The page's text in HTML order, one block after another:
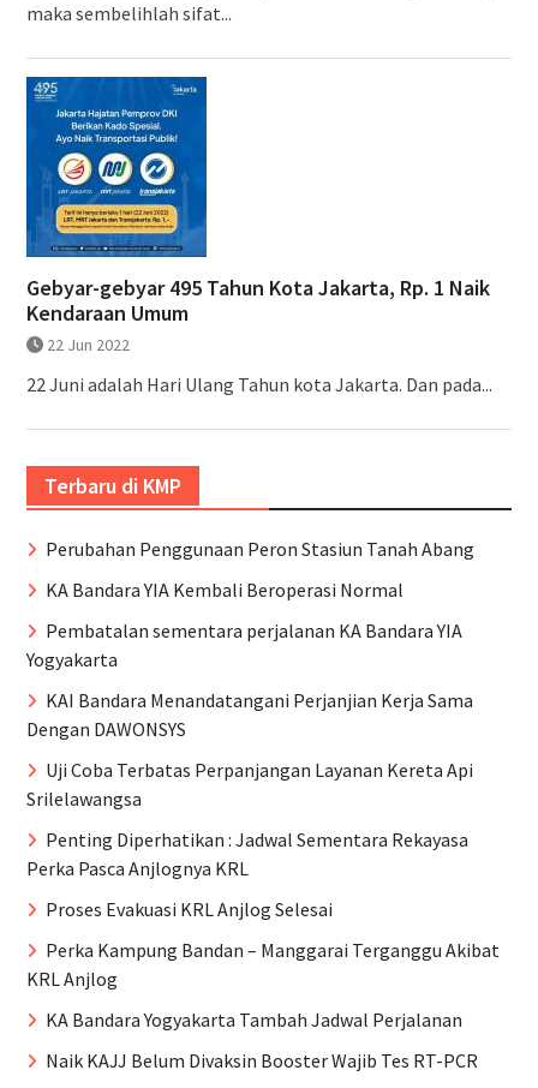
maka sembelihlah sifat...
Gebyar-gebyar 495 Tahun Kota Jakarta, Rp. 1 Naik
Kendaraan Umum
22 Jun 2022
22 Juni adalah Hari Ulang Tahun kota Jakarta. Dan pada...
Terbaru di KMP
Perubahan Penggunaan Peron Stasiun Tanah Abang
KA Bandara YIA Kembali Beroperasi Normal
Pembatalan sementara perjalanan KA Bandara YIA
Yogyakarta
KAI Bandara Menandatangani Perjanjian Kerja Sama
Dengan DAWONSYS
Uji Coba Terbatas Perpanjangan Layanan Kereta Api
Srilelawangsa
Penting Diperhatikan : Jadwal Sementara Rekayasa
Perka Pasca Anjlognya KRL
Proses Evakuasi KRL Anjlog Selesai
Perka Kampung Bandan – Manggarai Terganggu Akibat
KRL Anjlog
KA Bandara Yogyakarta Tambah Jadwal Perjalanan
Naik KAJJ Belum Divaksin Booster Wajib Tes RT-PCR